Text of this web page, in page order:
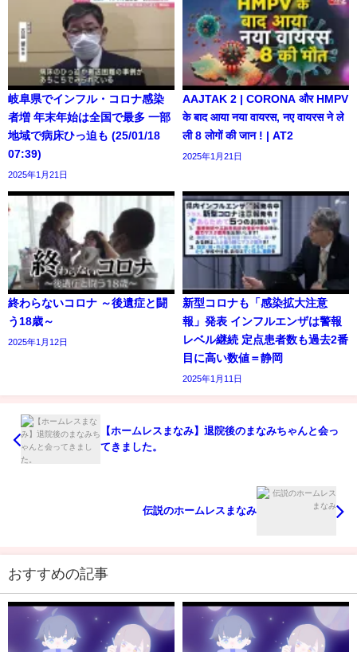
岐阜県でインフル・コロナ感染
者増 年末年始は全国で最多 一部
地域で病床ひっ迫も (25/01/18
07:39)
2025年1月21日
AAJTAK 2 | CORONA और HMPV
के बाद आया नया वायरस, नए वायरस ने ले
ली 8 लोगों की जान ! | AT2
2025年1月21日
終わらないコロナ ～後遺症と闘
う18歳～
2025年1月12日
新型コロナも「感染拡大注意
報」発表 インフルエンザは警報
レベル継続 定点患者数も過去2番
目に高い数値＝静岡
2025年1月11日
【ホームレスまなみ】退院後のまなみちゃんと会っ
てきました。
伝説のホームレスまなみ
おすすめの記事